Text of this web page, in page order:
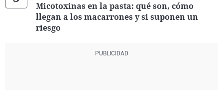
Micotoxinas en la pasta: qué son, cómo
llegan a los macarrones y si suponen un
riesgo